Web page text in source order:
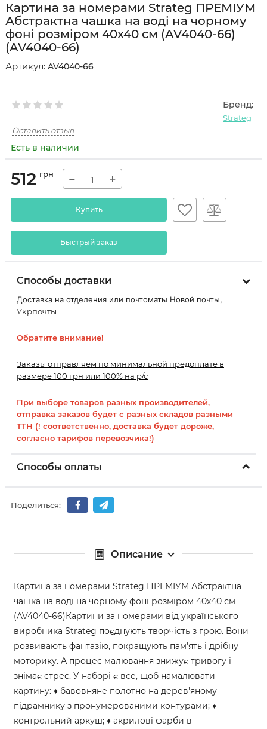
Картина за номерами Strateg ПРЕМІУМ
Абстрактна чашка на воді на чорному
фоні розміром 40х40 см (AV4040-66)
(AV4040-66)
Артикул: AV4040-66
Бренд:
Strateg
Оставить отзыв
Есть в наличии
512 грн − +
Купить
Быстрый заказ
Способы доставки
Доставка на отделения или почтоматы Новой почты,
Укрпочты
Обратите внимание!
Заказы отправляем по минимальной предоплате в
размере 100 грн или 100% на р/с
При выборе товаров разных производителей,
отправка заказов будет с разных складов разными
ТТН (! соответственно, доставка будет дороже,
согласно тарифов перевозчика!)
Способы оплаты
Поделиться:
Описание
Картина за номерами Strateg ПРЕМІУМ Абстрактна
чашка на воді на чорному фоні розміром 40х40 см
(AV4040-66)Картини за номерами від українського
виробника Strateg поєднують творчість з грою. Вони
розвивають фантазію, покращують пам'ять і дрібну
моторику. А процес малювання знижує тривогу і
знімає стрес. У наборі є все, щоб намалювати
картину: ♦ бавовняне полотно на дерев'яному
підрамнику з пронумерованими контурами; ♦
контрольний аркуш; ♦ акрилові фарби в